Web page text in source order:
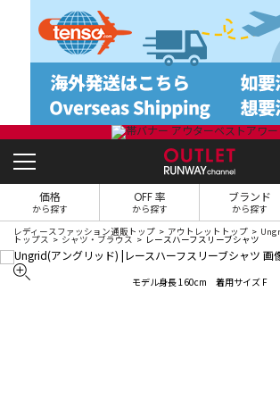
価格
から探す
OFF 率
から探す
ブランド
から探す
レディースファッション通販トップ アウトレットトップ
トップス シャツ・ブラウス レースハーフスリーブシャツ
モデル身長 160cm 着用サイズ F